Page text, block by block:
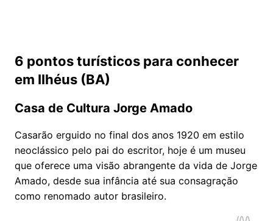
6 pontos turísticos para conhecer
em Ilhéus (BA)
Casa de Cultura Jorge Amado
Casarão erguido no final dos anos 1920 em estilo
neoclássico pelo pai do escritor, hoje é um museu
que oferece uma visão abrangente da vida de Jorge
Amado, desde sua infância até sua consagração
como renomado autor brasileiro.